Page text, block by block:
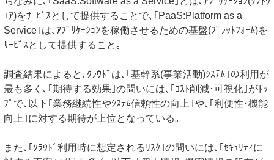
ｴｱ)をｻｰﾋﾞｽとして提供することで､｢PaaS:Platform as a
Service｣は､ｱﾌﾟﾘｹｰｼｮﾝを稼働させるための基盤(ﾌﾟﾗｯﾄﾌｫｰﾑ)を
ｻｰﾋﾞｽとして提供すること｡
調査結果によると､ｸﾗｳﾄﾞは､｢基幹系(事業活動)ｼｽﾃﾑ｣の利用が
最も多く､｢期待する効果｣の問いには､｢ｺｽﾄ削減･可視化｣がﾄｯ
ﾌﾟで､以下｢業務継続性やｼｽﾃﾑ信頼性の向上｣や､｢利便性･機能
向上｣に対する期待が上位となっている｡
また､｢ｸﾗｳﾄﾞ利用時に想定されるﾘｽｸ｣の問いには､｢ｾｷｭﾘﾃｨに